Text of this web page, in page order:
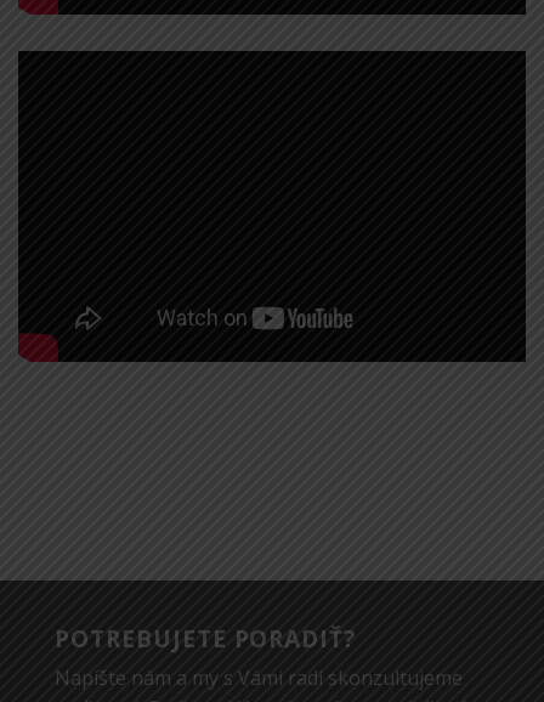
POTREBUJETE PORADIŤ?
Napíšte nám a my s Vámi radi skonzultujeme